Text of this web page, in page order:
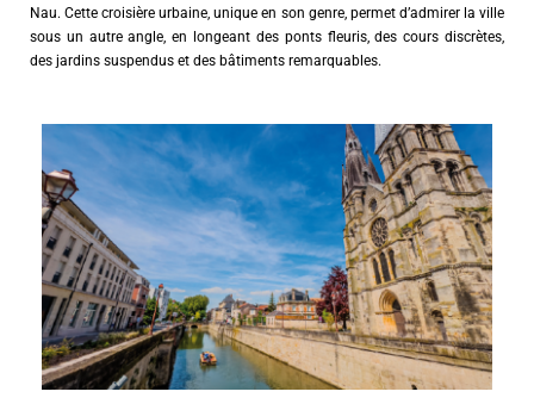
Nau. Cette croisière urbaine, unique en son genre, permet d’admirer la ville
sous un autre angle, en longeant des ponts fleuris, des cours discrètes,
des jardins suspendus et des bâtiments remarquables.